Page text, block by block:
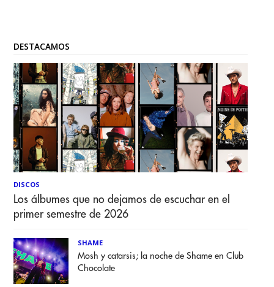
DESTACAMOS
DISCOS
Los álbumes que no dejamos de escuchar en el
primer semestre de 2026
SHAME
Mosh y catarsis; la noche de Shame en Club
Chocolate